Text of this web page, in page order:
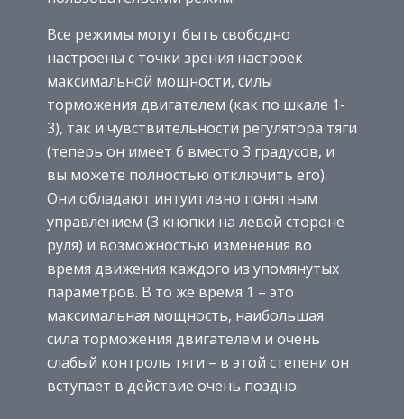
Все режимы могут быть свободно
настроены с точки зрения настроек
максимальной мощности, силы
торможения двигателем (как по шкале 1-
3), так и чувствительности регулятора тяги
(теперь он имеет 6 вместо 3 градусов, и
вы можете полностью отключить его).
Они обладают интуитивно понятным
управлением (3 кнопки на левой стороне
руля) и возможностью изменения во
время движения каждого из упомянутых
параметров. В то же время 1 – это
максимальная мощность, наибольшая
сила торможения двигателем и очень
слабый контроль тяги – в этой степени он
вступает в действие очень поздно.